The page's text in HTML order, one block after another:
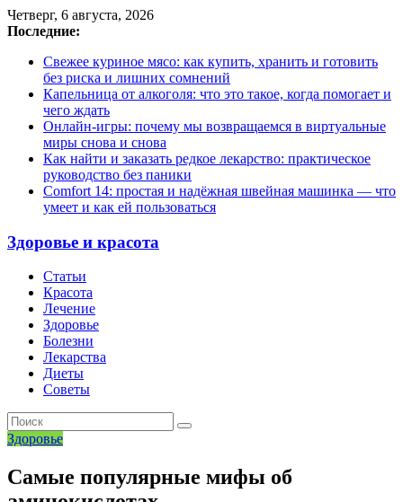
Четверг, 6 августа, 2026
Последние:
Свежее куриное мясо: как купить, хранить и готовить
без риска и лишних сомнений
Капельница от алкоголя: что это такое, когда помогает и
чего ждать
Онлайн-игры: почему мы возвращаемся в виртуальные
миры снова и снова
Как найти и заказать редкое лекарство: практическое
руководство без паники
Comfort 14: простая и надёжная швейная машинка — что
умеет и как ей пользоваться
Здоровье и красота
Статьи
Красота
Лечение
Здоровье
Болезни
Лекарства
Диеты
Советы
Здоровье
Самые популярные мифы об